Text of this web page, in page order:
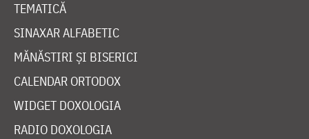
TEMATICĂ
SINAXAR ALFABETIC
MĂNĂSTIRI ȘI BISERICI
CALENDAR ORTODOX
WIDGET DOXOLOGIA
RADIO DOXOLOGIA